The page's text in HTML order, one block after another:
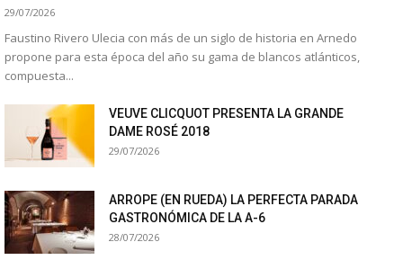
29/07/2026
Faustino Rivero Ulecia con más de un siglo de historia en Arnedo
propone para esta época del año su gama de blancos atlánticos,
compuesta...
VEUVE CLICQUOT PRESENTA LA GRANDE
DAME ROSÉ 2018
29/07/2026
ARROPE (EN RUEDA) LA PERFECTA PARADA
GASTRONÓMICA DE LA A-6
28/07/2026